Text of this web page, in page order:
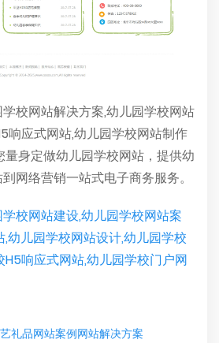
校网站解决方案,幼儿园学校网站
响应式网站,幼儿园学校网站制作
量身定做幼儿园学校网站，提供幼
网络营销一站式电子商务服务。
学校网站建设,幼儿园学校网站案
幼儿园学校网站设计,幼儿园学校
响应式网站,幼儿园学校门户网
礼品网站案例网站解决方案